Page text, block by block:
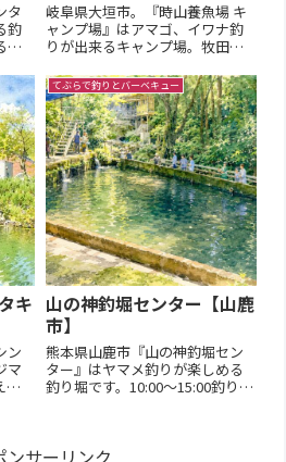
タ
釣
お
報
～
不
改
岐阜県大垣市。『時山養魚場 キ
ャンプ場』はアマゴ、イワナ釣
りが出来るキャンプ場。牧田川
釣りはてぶらで行って大丈夫で
す。基本情報【営業期間】通年
営業【営業時間】【定休日 】
【臨時休業】悪天候時、団体貸
切時に休業の場合あり【釣
方】え...
キ
ン
マ
さ
てぶらで釣りとバーベキュー
山の神釣堀センター【山鹿
市】
熊本県山鹿市『山の神釣堀セン
ター』はヤマメ釣りが楽しめる
釣り堀です。10:00～15:00釣り場
（重量清算）＋調理代【料理の
ンサーリンク